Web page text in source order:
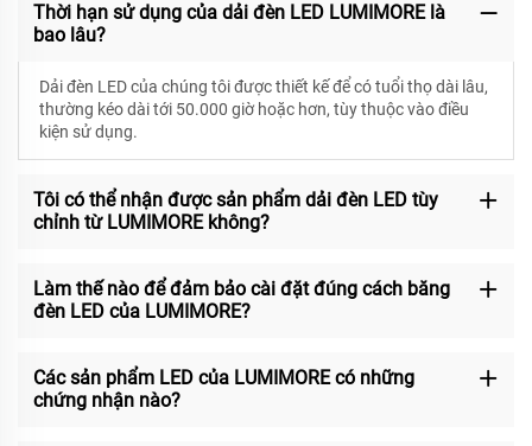
Thời hạn sử dụng của dải đèn LED LUMIMORE là
bao lâu?
Dải đèn LED của chúng tôi được thiết kế để cótuổi thọ dài lâu,
thường kéo dài tới 50.000 giờ hoặc hơn, tùy thuộc vào điều
kiện sử dụng.
Tôi có thể nhận được sản phẩm dải đèn LED tùy
chỉnh từ LUMIMORE không?
Làm thế nào để đảm bảo cài đặt đúng cách băng
đèn LED của LUMIMORE?
Các sản phẩm LED của LUMIMORE có những
chứng nhận nào?